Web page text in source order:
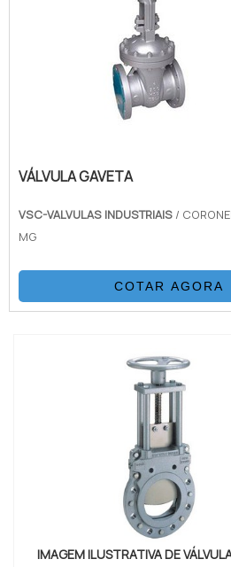
VÁLVULA GAVETA
VSC-VALVULAS INDUSTRIAIS /
MG
COTAR AGORA
IMAGEM ILUSTRATIVA DE